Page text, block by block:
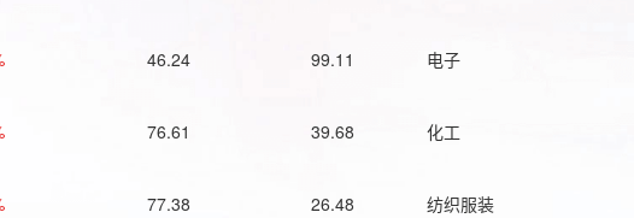
46.24 99.11 电子
76.61 39.68 化工
77.38 26.48 纺织服装